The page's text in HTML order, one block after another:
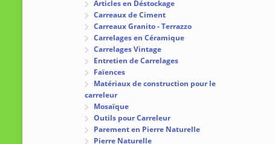
Articles en Déstockage
Carreaux de Ciment
Carreaux Granito - Terrazzo
Carrelages en Céramique
Carrelages Vintage
Entretien de Carrelages
Faïences
Matériaux de construction pour le
carreleur
Mosaïque
Outils pour Carreleur
Parement en Pierre Naturelle
Pierre Naturelle